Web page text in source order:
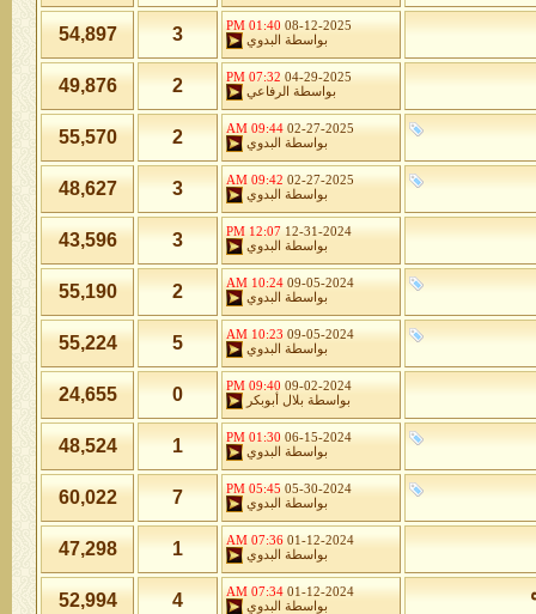
08-12-2025
01:40 PM
بواسطة
البدوي 3
54,897
04-29-2025
07:32 PM
بواسطة
الرفاعي 2
49,876
02-27-2025
09:44 AM
بواسطة
البدوي 2
55,570
02-27-2025
09:42 AM
بواسطة
البدوي 3
48,627
12-31-2024
12:07 PM
بواسطة
البدوي 3
43,596
09-05-2024
10:24 AM
بواسطة
البدوي 2
55,190
09-05-2024
10:23 AM
بواسطة
البدوي 5
55,224
09-02-2024
09:40 PM
بواسطة بلال أبوبكر 0
24,655
06-15-2024
01:30 PM
بواسطة
البدوي 1
48,524
05-30-2024
05:45 PM
بواسطة
البدوي 7
60,022
01-12-2024
07:36 AM
بواسطة
البدوي 1
47,298
01-12-2024
07:34 AM
بواسطة
البدوي 4
52,994